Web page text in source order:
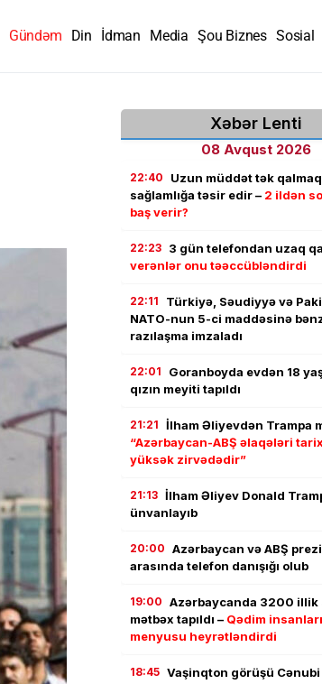
Gündəm Din İdman Media Şou Biznes Sosial
Xəbər Lenti
08 Avqust 2026
22:40
Uzun müddət tək qalmaq
sağlamlığa təsir edir – 2 ildən
baş verir?
22:23 3 gün telefondan uzaq
verənlər onu təəccübləndirdi
22:11
Türkiyə, Səudiyyə və
NATO-nun 5-ci maddəsinə
razılaşma imzaladı
22:01
Goranboyda evdən 18
qızın meyiti tapıldı
21:21 İlham Əliyevdən Trampa
“Azərbaycan-ABŞ əlaqələri
yüksək zirvədədir”
21:13 İlham Əliyev Donald
ünvanlayıb
20:00 Azərbaycan və ABŞ
arasında telefon danışığı olub
19:00 Azərbaycanda 3200 illik
mətbəx tapıldı – Qədim
menyusu heyrətləndirdi
18:45 Vaşinqton görüşü